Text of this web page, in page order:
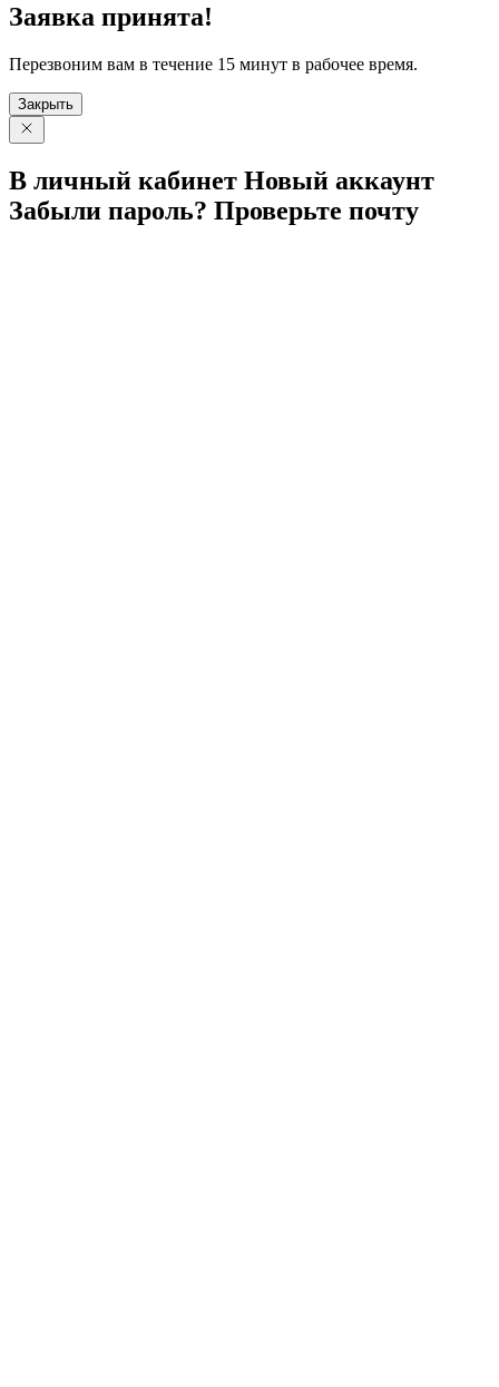
Заявка принята!
Перезвоним вам в течение 15 минут в рабочее время.
Закрыть
В личный кабинет Новый аккаунт
Забыли пароль? Проверьте почту